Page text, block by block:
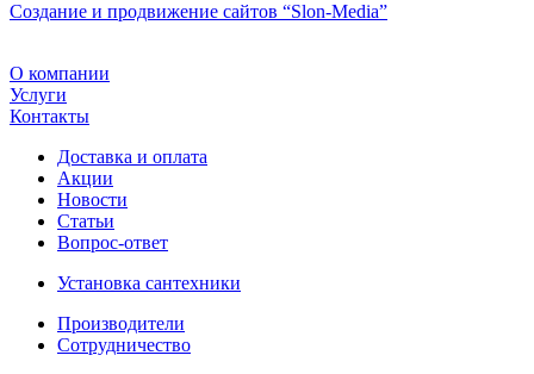
Создание и продвижение сайтов “Slon-Media”
О компании
Услуги
Контакты
Доставка и оплата
Акции
Новости
Статьи
Вопрос-ответ
Установка сантехники
Производители
Сотрудничество